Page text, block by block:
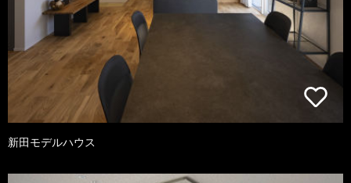
新田モデルハウス